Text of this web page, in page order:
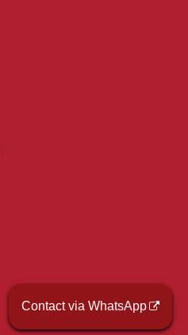
Contact via WhatsApp